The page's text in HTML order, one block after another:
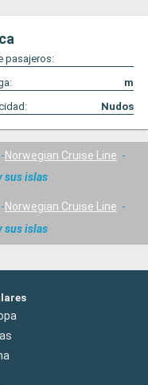
pasajeros:
m
Nudos
Norwegian Cruise Line
sus islas
Norwegian Cruise Line
sus islas